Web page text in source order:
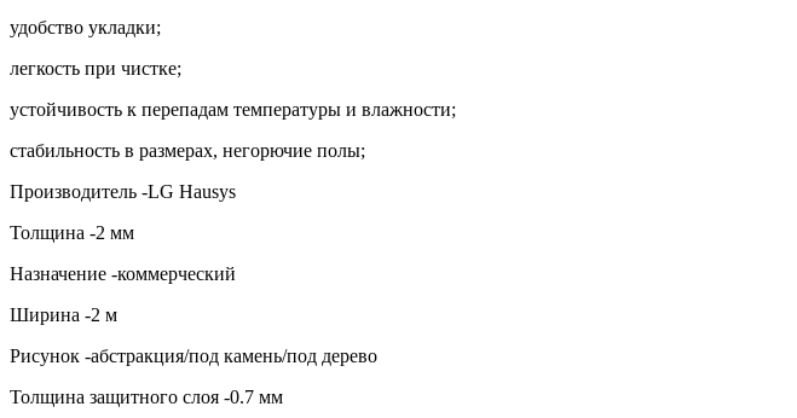
удобство укладки;
легкость при чистке;
устойчивость к перепадам температуры и влажности;
стабильность в размерах, негорючие полы;
Производитель -LG Hausys
Толщина -2 мм
Назначение -коммерческий
Ширина -2 м
Рисунок -абстракция/под камень/под дерево
Толщина защитного слоя -0.7 мм